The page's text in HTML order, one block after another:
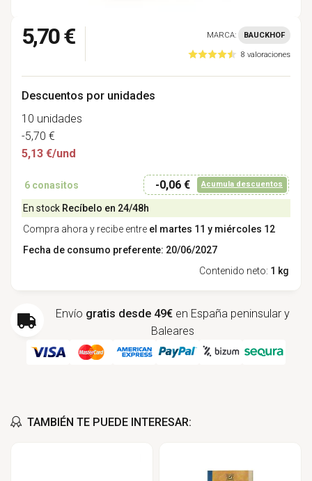
5,70 € MARCA: BAUCKHOF
8 valoraciones
Descuentos por unidades
10 unidades
-5,70 €
5,13 €/und
6 conasitos -0,06 € Acumula descuentos
En stock Recíbelo en 24/48h
Compra ahora y recibe entre el martes 11 y miércoles 12
Fecha de consumo preferente: 20/06/2027
Contenido neto: 1 kg
Envío gratis desde 49€ en España peninsular y
Baleares
TAMBIÉN TE PUEDE INTERESAR: